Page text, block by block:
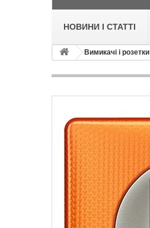
НОВИНИ І СТАТТІ
Вимикачі і розетки